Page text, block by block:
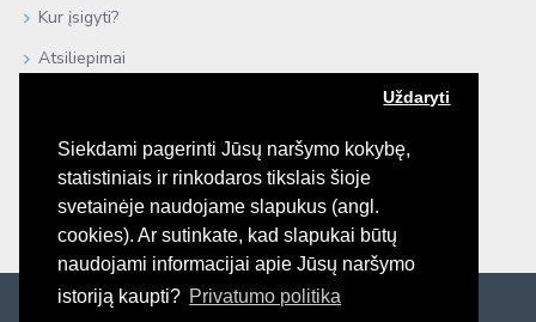
Siekdami pagerinti Jūsų naršymo kokybę,
statistiniais ir rinkodaros tikslais šioje
svetainėje naudojame slapukus (angl.
cookies). Ar sutinkate, kad slapukai būtų
naudojami informacijai apie Jūsų naršymo
istoriją kaupti? Privatumo politika
Uždaryti
Kur įsigyti?
Atsiliepimai
Procedūros plaukams
e-Katalogai
Bendradarbiaujame
© 2026 Platinex, UAB. Visos teisės saugomos.